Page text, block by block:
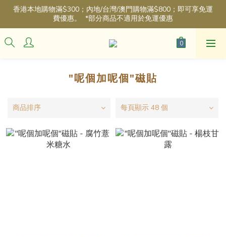
香港本地購物滿$300；內地/台灣/澳門購物滿$800；即可享免運
費優惠。  *部分商品不適用於免運優惠
"呢個加呢個"磁貼
商品排序 每頁顯示 48 個